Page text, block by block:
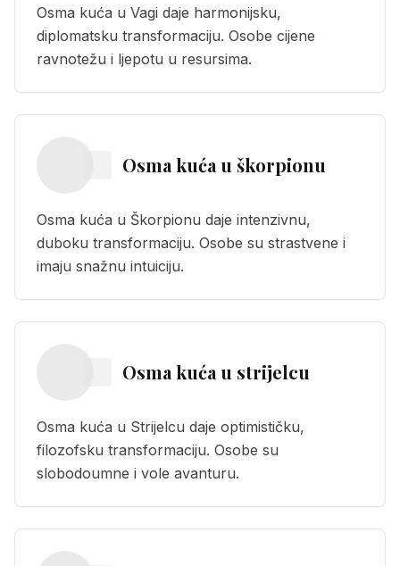
Osma kuća u Vagi daje harmonijsku,
diplomatsku transformaciju. Osobe cijene
ravnotežu i ljepotu u resursima.
Osma kuća u škorpionu
Osma kuća u Škorpionu daje intenzivnu,
duboku transformaciju. Osobe su strastvene i
imaju snažnu intuiciju.
Osma kuća u strijelcu
Osma kuća u Strijelcu daje optimističku,
filozofsku transformaciju. Osobe su
slobodoumne i vole avanturu.